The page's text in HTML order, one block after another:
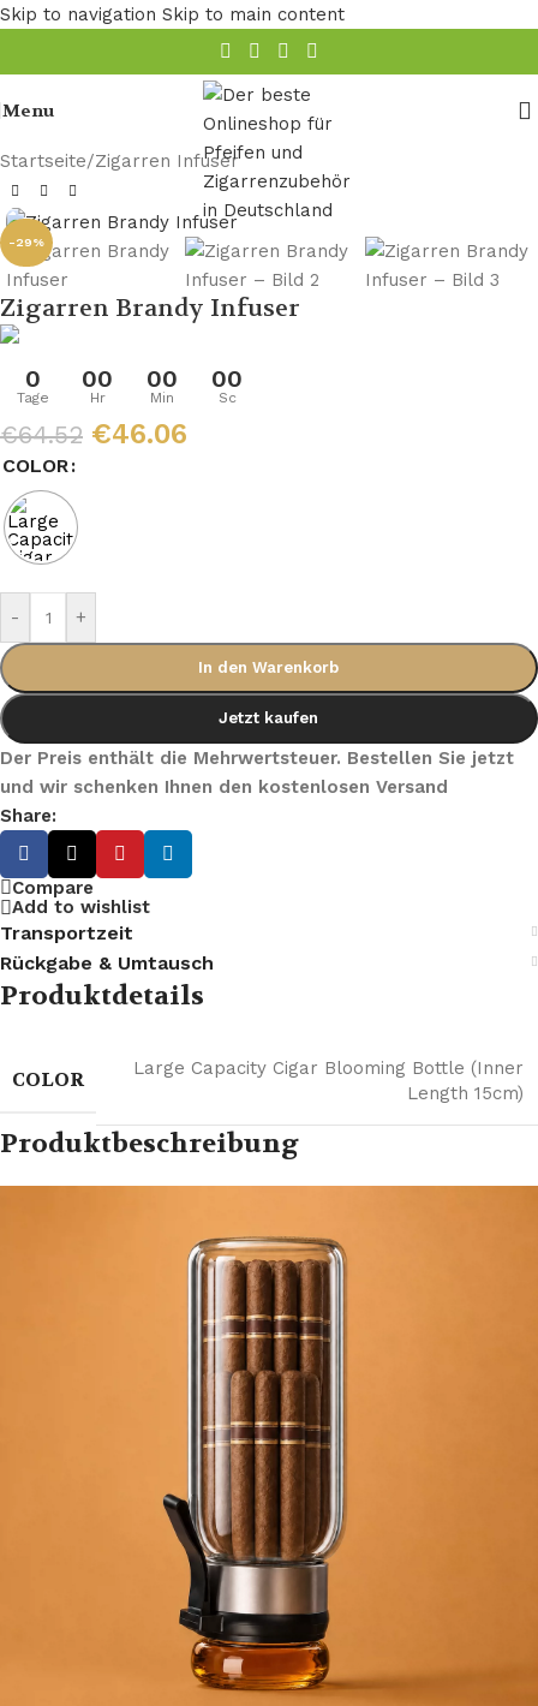
Skip to navigation Skip to main content
Menu
Startseite/Zigarren Infuser
-29%
Zigarren Brandy Infuser
0
Tage
00
Hr
00
Min
00
Sc
€64.52 €46.06
COLOR
- +
In den Warenkorb
Jetzt kaufen
Der Preis enthält die Mehrwertsteuer. Bestellen Sie jetzt
und wir schenken Ihnen den kostenlosen Versand
Share:
Compare
Add to wishlist
Transportzeit
Rückgabe & Umtausch
Produktdetails
COLOR
Large Capacity Cigar Blooming Bottle (Inner
Length 15cm)
Produktbeschreibung